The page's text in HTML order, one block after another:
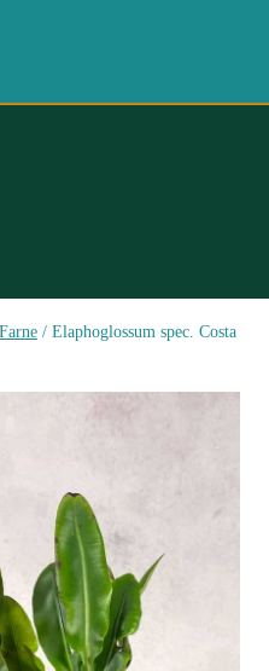
Farne / Elaphoglossum spec. Costa